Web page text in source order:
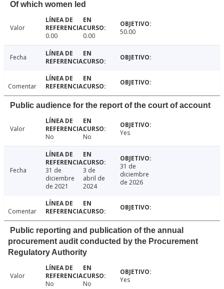
Of which women led
Valor
0.00
0.00 50.00
Fecha
Comentar
Public audience for the report of the court of account
Valor
No
No Yes
Fecha
31 de
diciembre
de 2021
3 de
abril de
2024
31 de
diciembre
de 2026
Comentar
Public reporting and publication of the annual
procurement audit conducted by the Procurement
Regulatory Authority
Valor
No
No Yes